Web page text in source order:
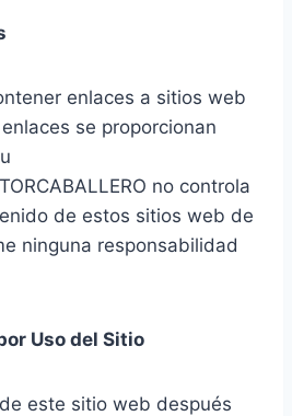
enlaces a sitios web
se proporcionan
no controla
de estos sitios web de
ninguna responsabilidad
Uso del Sitio
este sitio web después